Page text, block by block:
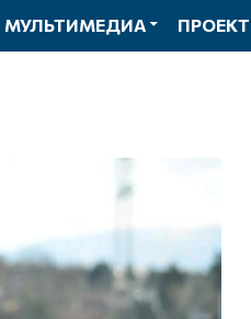
МУЛЬТИМЕДИА